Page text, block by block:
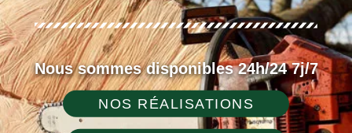
Nous sommes disponibles 24h/24 7j/7
NOS RÉALISATIONS